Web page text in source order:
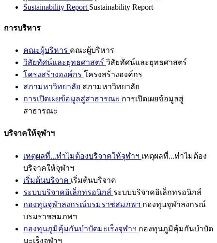
Sustainability Report Sustainability Report
การบริหาร
คณะผู้บริหาร คณะผู้บริหาร
วิสัยทัศน์และยุทธศาสตร์ วิสัยทัศน์และยุทธศาสตร์
โครงสร้างองค์กร โครงสร้างองค์กร
สภามหาวิทยาลัย สภามหาวิทยาลัย
การเปิดเผยข้อมูลสู่สาธารณะ การเปิดเผยข้อมูลสู่
สาธารณะ
บริจาคให้จุฬาฯ
เหตุผลที่...ทำไมต้องบริจาคให้จุฬาฯ เหตุผลที่...ทำไมต้อง
บริจาคให้จุฬาฯ
เริ่มต้นบริจาค เริ่มต้นบริจาค
ระบบบริจาคอิเล็กทรอนิกส์ ระบบบริจาคอิเล็กทรอนิกส์
กองทุนจุฬาลงกรณ์บรมราชสมภพฯ กองทุนจุฬาลงกรณ์
บรมราชสมภพฯ
กองทุนภูมิคุ้มกันบำบัดมะเร็งจุฬาฯ กองทุนภูมิคุ้มกันบำบัด
มะเร็งจุฬาฯ